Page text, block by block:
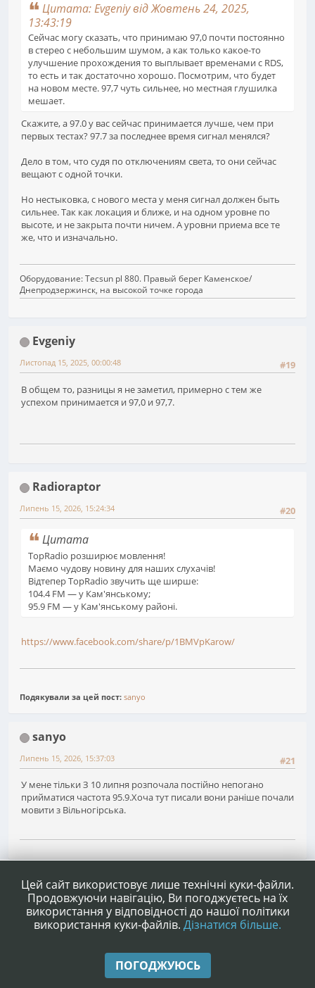
Цитата: Evgeniy від Жовтень 24, 2025,
13:43:19
Сейчас могу сказать, что принимаю 97,0 почти постоянно
в стерео с небольшим шумом, а как только какое-то
улучшение прохождения то выплывает временами с RDS,
то есть и так достаточно хорошо. Посмотрим, что будет
на новом месте. 97,7 чуть сильнее, но местная глушилка
мешает.
Скажите, а 97.0 у вас сейчас принимается лучше, чем при
первых тестах? 97.7 за последнее время сигнал менялся?
Дело в том, что судя по отключениям света, то они сейчас
вещают с одной точки.
Но нестыковка, с нового места у меня сигнал должен быть
сильнее. Так как локация и ближе, и на одном уровне по
высоте, и не закрыта почти ничем. А уровни приема все те
же, что и изначально.
Оборудование: Tecsun pl 880. Правый берег Каменское/
Днепродзержинск, на высокой точке города
Evgeniy
#19
Листопад 15, 2025, 00:00:48
В общем то, разницы я не заметил, примерно с тем же
успехом принимается и 97,0 и 97,7.
Radioraptor
#20
Липень 15, 2026, 15:24:34
Цитата
TopRadio розширює мовлення!
Маємо чудову новину для наших слухачів!
Відтепер TopRadio звучить ще ширше:
104.4 FM — у Кам'янському;
95.9 FM — у Кам'янському районі.
https://www.facebook.com/share/p/1BMVpKarow/
Подякували за цей пост: sanyo
sanyo
#21
Липень 15, 2026, 15:37:03
У мене тільки З 10 липня розпочала постійно непогано
прийматися частота 95.9.Хоча тут писали вони раніше почали
мовити з Вільногірська.
Допомога|Умови та правила|Нагору ▲
SMF 2.1.4 © 2023,Simple Machines
|
Цей сайт використовує лише технічні куки-файли.
Продовжуючи навігацію, Ви погоджуєтесь на їх
використання у відповідності до нашої політики
використання куки-файлів. Дізнатися більше.
ПОГОДЖУЮСЬ